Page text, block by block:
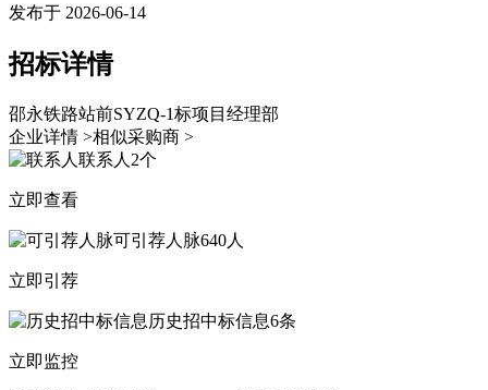
发布于 2026-06-14
招标详情
邵永铁路站前SYZQ-1标项目经理部
企业详情 >相似采购商 >
联系人 2个
立即查看
可引荐人脉640人
立即引荐
历史招中标信息6条
立即监控